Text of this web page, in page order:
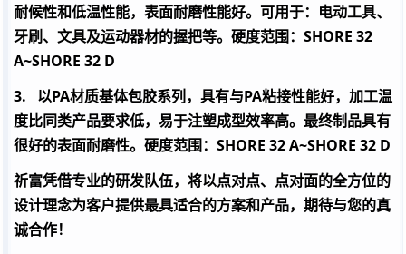
耐候性和低温性能，表面耐磨性能好。可用于：电动工具、
牙刷、文具及运动器材的握把等。硬度范围： SHORE 32
A~SHORE 32 D
3.
以PA材质基体包胶系列，具有与PA粘接性能好，加工温
度比同类产品要求低，易于注塑成型效率高。最终制品具有
很好的表面耐磨性。硬度范围： SHORE 32 A~SHORE 32 D
祈富凭借专业的研发队伍，将以点对点、点对面的全方位的
设计理念为客户提供最具适合的方案和产品，期待与您的真
诚合作！